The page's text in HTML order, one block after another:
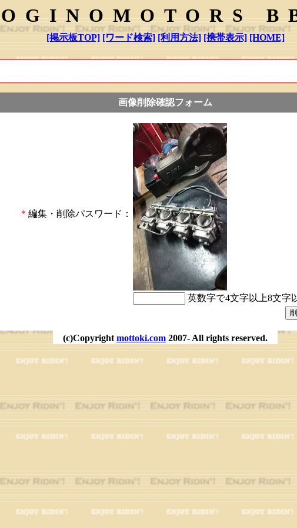
OGINOMOTORS
[掲示板TOP] [ワード検索] [利用方法] [携帯表示] [HOME]
画像削除確認フォーム
* 編集・削除パスワード：
英数字で4文字以上8文字
(c)Copyright mottoki.com 2007- All rights reserved.